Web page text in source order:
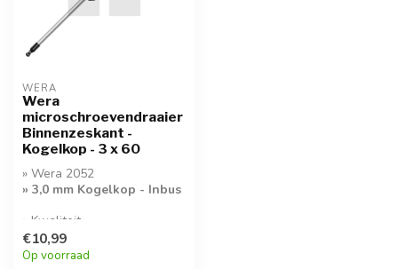
WERA
Wera
microschroevendraaier
Binnenzeskant -
Kogelkop - 3 x 60
» Wera 2052
» 3,0 mm Kogelkop - Inbus
» Kwaliteit
Microschroevendraaier
€10,99
Op voorraad